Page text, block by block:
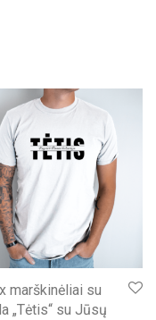
marškinėliai su
„Tėtis“ su Jūsų